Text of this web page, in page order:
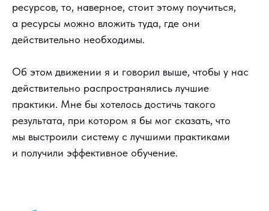
ресурсов, то, наверное, стоит этому поучиться,
а ресурсы можно вложить туда, где они
действительно необходимы.
Об этом движении я и говорил выше, чтобы у нас
действительно распространялись лучшие
практики. Мне бы хотелось достичь такого
результата, при котором я бы мог сказать, что
мы выстроили систему с лучшими практиками
и получили эффективное обучение.